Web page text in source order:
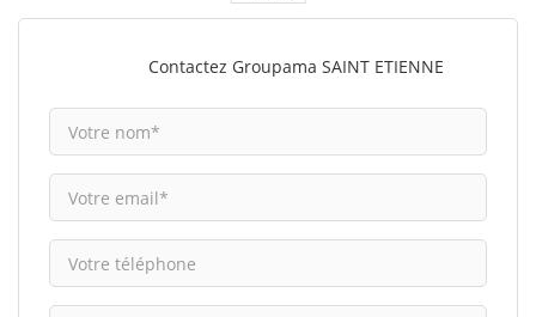
Contactez Groupama SAINT ETIENNE